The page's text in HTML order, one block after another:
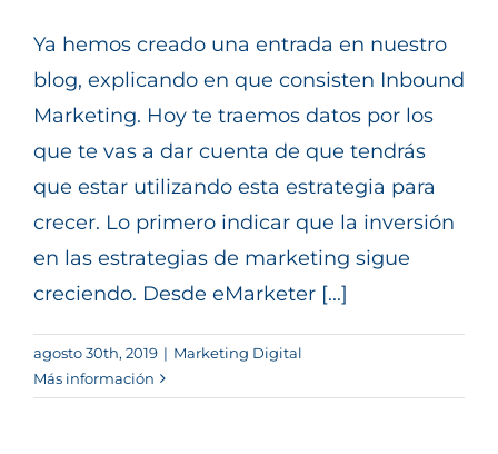
Ya hemos creado una entrada en nuestro
blog, explicando en que consisten Inbound
Marketing. Hoy te traemos datos por los
que te vas a dar cuenta de que tendrás
que estar utilizando esta estrategia para
crecer. Lo primero indicar que la inversión
en las estrategias de marketing sigue
creciendo. Desde eMarketer [...]
agosto 30th, 2019 | Marketing Digital
Más información